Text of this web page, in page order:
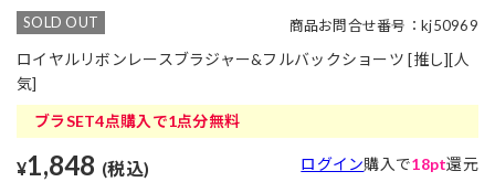
SOLD OUT 商品お問合せ番号：kj50969
ロイヤルリボンレースブラジャー&フルバックショーツ [推し][人
気]
ブラSET4点購入で1点分無料
¥1,848 (税込) ログイン購入で18pt還元